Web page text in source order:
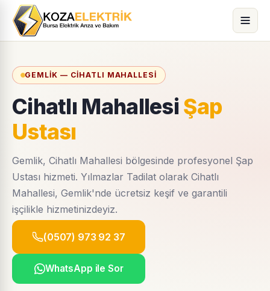
GEMLIK — CIHATLI MAHALLESI
Cihatlı Mahallesi Şap
Ustası
Gemlik, Cihatlı Mahallesi bölgesinde profesyonel Şap
Ustası hizmeti. Yılmazlar Tadilat olarak Cihatlı
Mahallesi, Gemlik'nde ücretsiz keşif ve garantili
işçilikle hizmetinizdeyiz.
(0507) 973 92 37
WhatsApp ile Sor